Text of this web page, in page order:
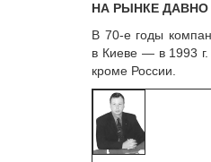
НА РЫНКЕ
В 70-е годы
в Киеве— в 1993 г.
кроме России.